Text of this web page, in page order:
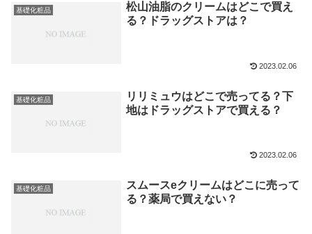
基礎化粧品
松山油脂のクリームはどこで買え
る？ドラッグストアは？
2023.02.06
基礎化粧品
リリミュウはどこで売ってる？下
地はドラッグストアで買える？
2023.02.06
基礎化粧品
スムースeクリームはどこに売って
る？薬局で買えない？